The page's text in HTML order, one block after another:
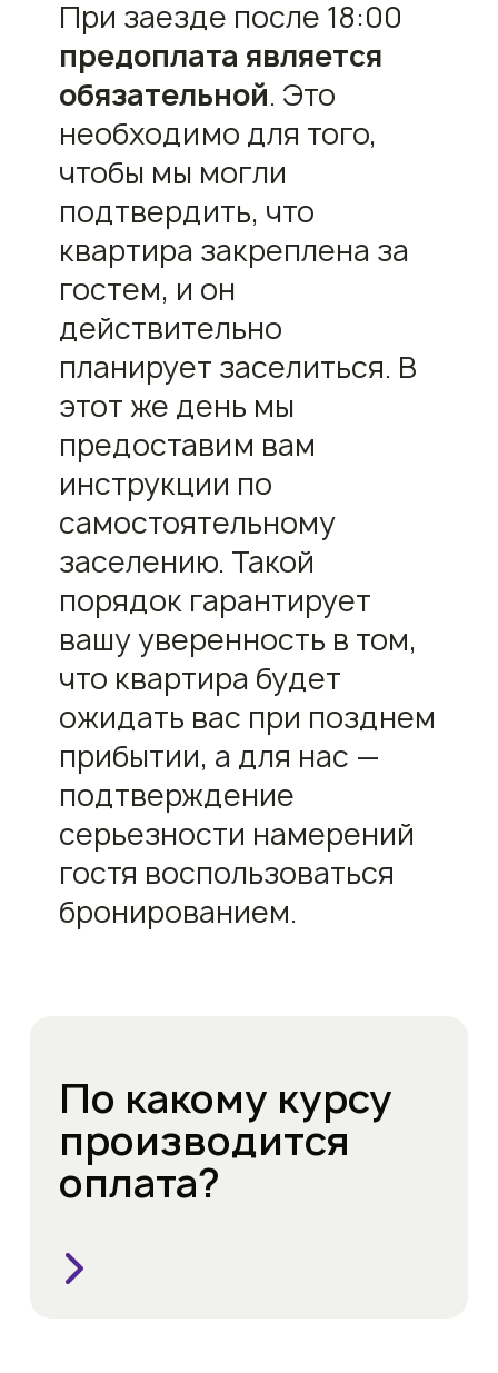
При заезде после 18:00
предоплата является
обязательной. Это
необходимо для того,
чтобы мы могли
подтвердить, что
квартира закреплена за
гостем, и он
действительно
планирует заселиться. В
этот же день мы
предоставим вам
инструкции по
самостоятельному
заселению. Такой
порядок гарантирует
вашу уверенность в том,
что квартира будет
ожидать вас при позднем
прибытии, а для нас —
подтверждение
серьезности намерений
гостя воспользоваться
бронированием.
По какому курсу
производится
оплата?